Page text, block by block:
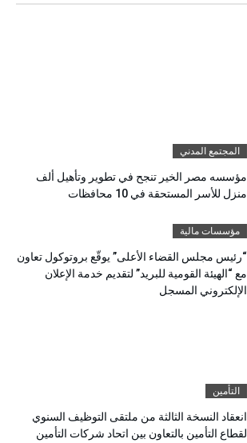
المجتمع المدني
مؤسسه مصر الخير تنجح في تطوير وتأهيل ألف
منزل للأسر المستحقة في 10 محافظات
مؤسسات مالية
“رئيس مجلس القضاء الأعلى” يوقّع بروتوكول تعاون
مع “الهيئة القومية للبريد” لتقديم خدمة الإعلان
الإلكتروني المسجل
التأمين
انعقاد النسخة الثالثة من ملتقى التوظيف السنوي
لقطاع التأمين بالتعاون بين اتحاد شركات التأمين